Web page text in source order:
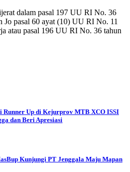
dalam pasal 197 UU RI No. 36
Jo pasal 60 ayat (10) UU RI No. 11
atau pasal 196 UU RI No. 36 tahun
Runner Up di Kejurprov MTB XCO ISSI
dan Beri Apresiasi
Kunjungi PT Jenggala Maju Mapan